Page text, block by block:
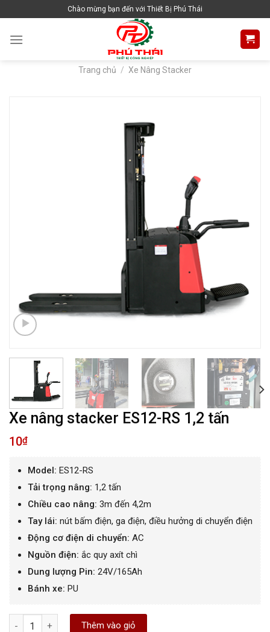
content
Chào mừng bạn đến với Thiết Bị Phú Thái
Trang chủ / Xe Nâng Stacker
Xe nâng stacker ES12-RS 1,2 tấn
10₫
Model: ES12-RS
Tải trọng nâng: 1,2 tấn
Chiều cao nâng: 3m đến 4,2m
Tay lái: nút bấm điện, ga điện, điều hưởng di chuyển điện
Động cơ điện di chuyển: AC
Nguồn điện: ắc quy axít chì
Dung lượng Pin: 24V/165Ah
Bánh xe: PU
Số lượng Thêm vào giỏ